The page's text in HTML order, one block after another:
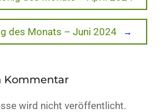
des Monats – Juni 2024
Kommentar
wird nicht veröffentlicht.